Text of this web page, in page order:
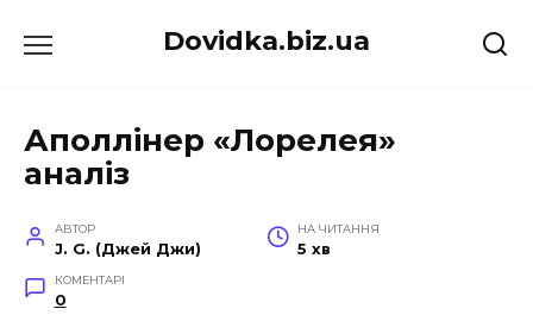
до
Dovidka.biz.ua
Аполлінер «Лорелея»
аналіз
АВТОР
J. G. (Джей Джи)
НА ЧИТАННЯ
5 хв
КОМЕНТАРІ
0